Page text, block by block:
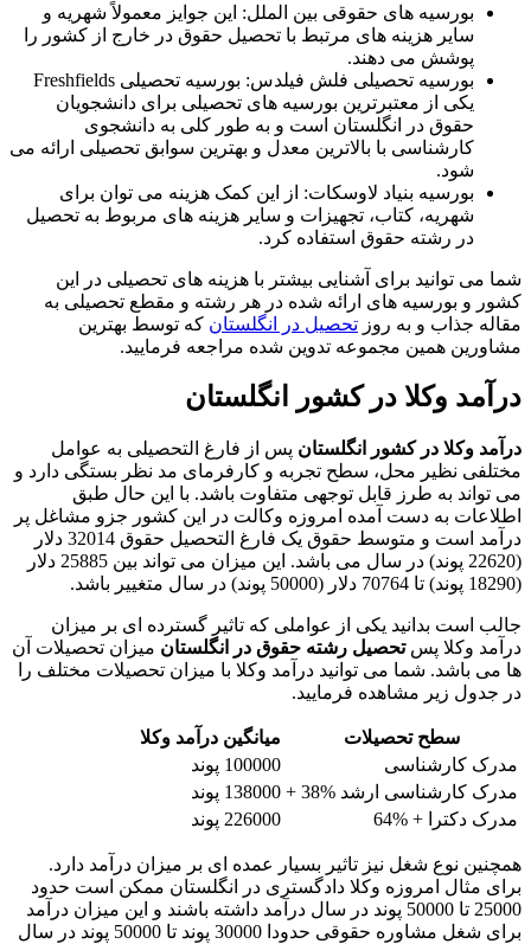
بورسیه های حقوقی بین الملل: این جوایز معمولاً شهریه و
سایر هزینه های مرتبط با تحصیل حقوق در خارج از کشور را
پوشش می دهند.
بورسیه تحصیلی فلش فیلدس: بورسیه تحصیلی Freshfields
یکی از معتبرترین بورسیه های تحصیلی برای دانشجویان
حقوق در انگلستان است و به طور کلی به دانشجوی
کارشناسی با بالاترین معدل و بهترین سوابق تحصیلی ارائه می
شود.
بورسیه بنیاد لاوسکات: از این کمک هزینه می توان برای
شهریه، کتاب، تجهیزات و سایر هزینه های مربوط به تحصیل
در رشته حقوق استفاده کرد.
شما می توانید برای آشنایی بیشتر با هزینه های تحصیلی در این
کشور و بورسیه های ارائه شده در هر رشته و مقطع تحصیلی به
مقاله جذاب و به روز تحصیل در انگلستان که توسط بهترین
مشاورین همین مجموعه تدوین شده مراجعه فرمایید.
درآمد وکلا در کشور انگلستان
درآمد وکلا در کشور انگلستان پس از فارغ التحصیلی به عوامل
مختلفی نظیر محل، سطح تجربه و کارفرمای مد نظر بستگی دارد و
می تواند به طرز قابل توجهی متفاوت باشد. با این حال طبق
اطلاعات به دست آمده امروزه وکالت در این کشور جزو مشاغل پر
درآمد است و متوسط ​​حقوق یک فارغ التحصیل حقوق 32014 دلار
(22620 پوند) در سال می باشد. این میزان می تواند بین 25885 دلار
(18290 پوند) تا 70764 دلار (50000 پوند) در سال متغییر باشد.
جالب است بدانید یکی از عواملی که تاثیر گسترده ای بر میزان
درآمد وکلا پستحصیل رشته حقوق در انگلستان میزان تحصیلات آن
ها می باشد. شما می توانید درآمد وکلا با میزان تحصیلات مختلف را
در جدول زیر مشاهده فرمایید.
سطح تحصیلات
میانگین درآمد وکلا
مدرک کارشناسی
100000 پوند
مدرک کارشناسی ارشد %38 +
138000 پوند
مدرک دکترا + %64
226000 پوند
همچنین نوع شغل نیز تاثیر بسیار عمده ای بر میزان درآمد دارد.
برای مثال امروزه وکلا دادگستری در انگلستان ممکن است حدود
25000 تا 50000 پوند در سال درآمد داشته باشند و این میزان درآمد
برای شغل مشاوره حقوقی حدودا 30000 پوند تا 50000 پوند در سال